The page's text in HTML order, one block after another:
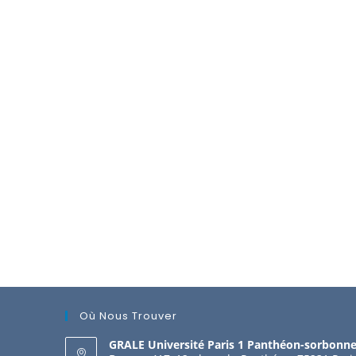
Où Nous Trouver
GRALE Université Paris 1 Panthéon-